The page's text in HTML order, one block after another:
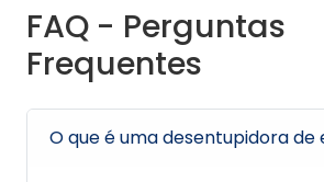
FAQ - Perguntas
Frequentes
O que é uma desentupidora de